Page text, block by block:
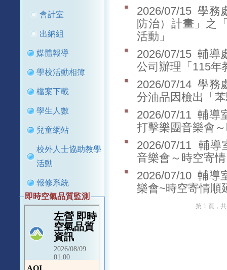
會計室
出納組
媒體報導
學校活動相簿
檔案下載
學生人數
兒童網站
校外人士協助教學
活動
報修系統
即時空氣品質監測
2026/07/15學務
防治）計畫」之
活動」
2026/07/15輔導
公司辦理「115
2026/07/14學務
分油品因檢出「
2026/07/11輔導
打擊樂團音樂會
2026/07/11輔導
音樂會～時空寄
2026/07/10輔導
樂會~時空寄情順
第 1 頁，